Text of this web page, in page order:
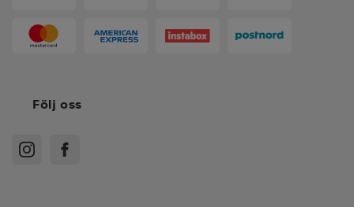
Följ oss